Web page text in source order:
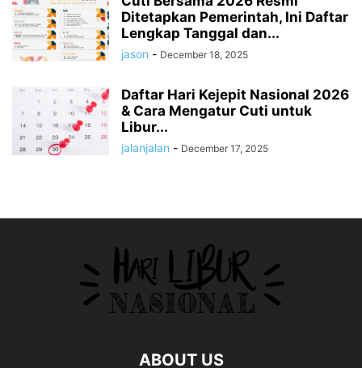
Ditetapkan Pemerintah, Ini Daftar
Lengkap Tanggal dan...
jason - December 18, 2025
Daftar Hari Kejepit Nasional 2026
& Cara Mengatur Cuti untuk
Libur...
jalanjalan - December 17, 2025
ABOUT US